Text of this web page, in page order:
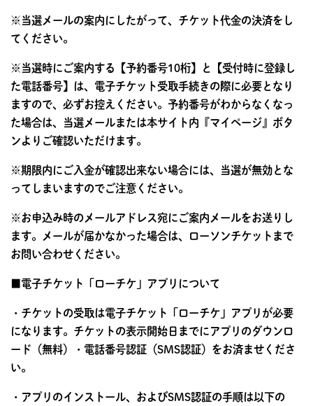
※当選メールの案内にしたがって、チケット代金の決済をし
てください。
※当選時にご案内する【予約番号10桁】と【受付時に登録し
た電話番号】は、電子チケット受取手続きの際に必要となり
ますので、必ずお控えください。予約番号がわからなくなっ
た場合は、当選メールまたは本サイト内『マイページ』ボタ
ンよりご確認いただけます。
※期限内にご入金が確認出来ない場合には、当選が無効とな
ってしまいますのでご注意ください。
※お申込み時のメールアドレス宛にご案内メールをお送りし
ます。メールが届かなかった場合は、ローソンチケットまで
お問い合わせください。
■電子チケット「ローチケ」アプリについて
・チケットの受取は電子チケット「ローチケ」アプリが必要
になります。チケットの表示開始日までにアプリのダウンロ
ード（無料）・電話番号認証（SMS認証）をお済ませくださ
い。
・アプリのインストール、およびSMS認証の手順は以下の